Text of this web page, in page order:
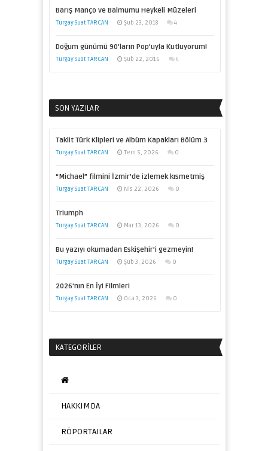
Barış Manço ve Balmumu Heykeli Müzeleri
Turgay Suat TARCAN Şub 23, 2018 4
Doğum günümü 90’ların Pop’uyla Kutluyorum!
Turgay Suat TARCAN Şub 22, 2016 4
SON YAZILAR
Taklit Türk Klipleri ve Albüm Kapakları Bölüm 3
Turgay Suat TARCAN Tem 5, 2026 0
“Michael” filmini İzmir’de izlemek kısmetmiş
Turgay Suat TARCAN Nis 22, 2026 0
Triumph
Turgay Suat TARCAN Mar 13, 2026 0
Bu yazıyı okumadan Eskişehir’i gezmeyin!
Turgay Suat TARCAN Şub 3, 2026 0
2026’nın En İyi Filmleri
Turgay Suat TARCAN Oca 3, 2026 0
KATEGORILER
HAKKIMDA
RÖPORTAJLAR